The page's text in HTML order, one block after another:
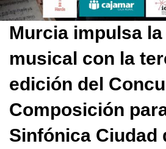
Murcia impulsa
musical con la
edición del
Composición
Sinfónica Ciudad